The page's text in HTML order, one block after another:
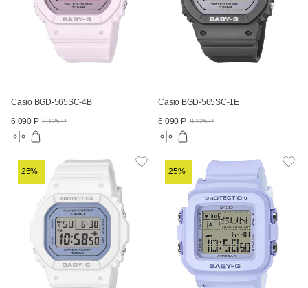
Casio BGD-565SC-4B
6 090 Р 8 125 Р
Casio BGD-565SC-1E
6 090 Р 8 125 Р
25% 25%